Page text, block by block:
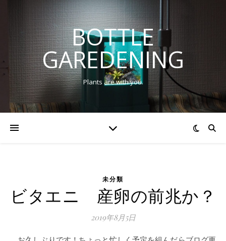
BOTTLE
GAREDENING
Plants are with you.
未分類
ビタエニ 産卵の前兆か？
2019年8月5日